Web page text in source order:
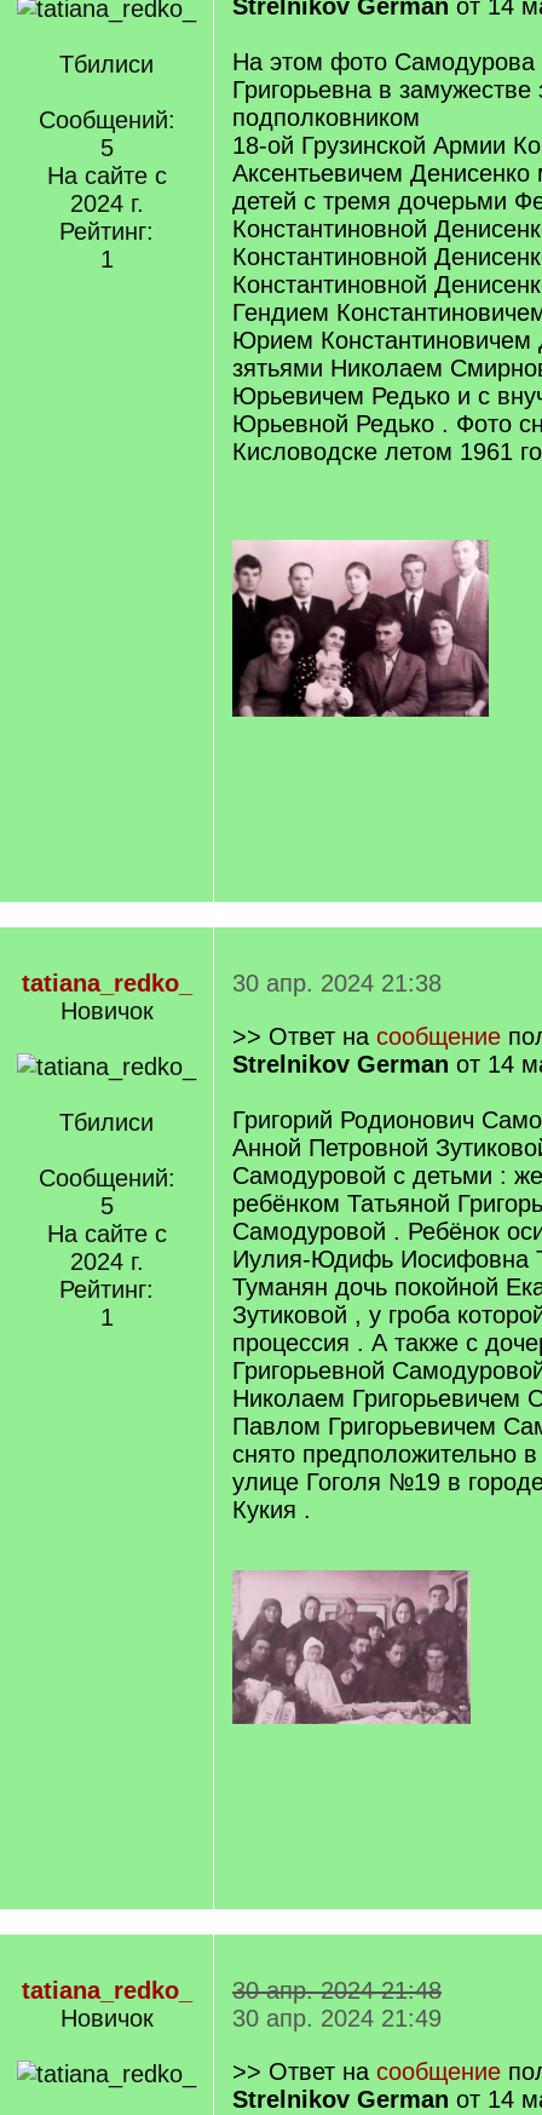
Тбилиси
Сообщений:
5
На сайте с
2024 г.
Рейтинг:
1
Strelnikov German от 14
На этом фото Самодурова
Григорьевна в замужестве
подполковником
18-ой Грузинской Армии
Аксентьевичем
детей с тремя дочерьми
Константиновной
Константиновной
Константиновной
Гендием
Юрием Константиновичем
зятьями Николаем
Юрьевичем Редько и с
Юрьевной Редько . Фото
Кисловодске летом 1961
tatiana_redko_
Новичок
Тбилиси
Сообщений:
5
На сайте с
2024 г.
Рейтинг:
1
30 апр. 2024 21:38
>> Ответ на сообщение
Strelnikov German от 14
Григорий Родионович
Анной Петровной
Самодуровой с детьми :
ребёнком Татьяной
Самодуровой . Ребёнок
Иулия-Юдифь Иосифовна
Туманян дочь покойной
Зутиковой , у гроба
процессия . А также с
Григорьевной
Николаем Григорьевичем
Павлом Григорьевичем
снято предположительно
улице Гоголя №19 в
Кукия .
tatiana_redko_
Новичок
30 апр. 2024 21:48
30 апр. 2024 21:49
>> Ответ на сообщение
Strelnikov German от 14